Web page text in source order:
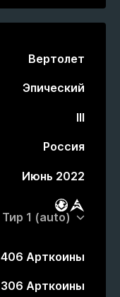
Вертолет
Эпический
III
Россия
Июнь 2022
Боевой
Рынок
406 Арткоины
306 Арткоины